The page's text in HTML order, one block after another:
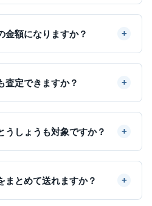
金額になりますか？
査定できますか？
うしょうも対象ですか？
まとめて送れますか？